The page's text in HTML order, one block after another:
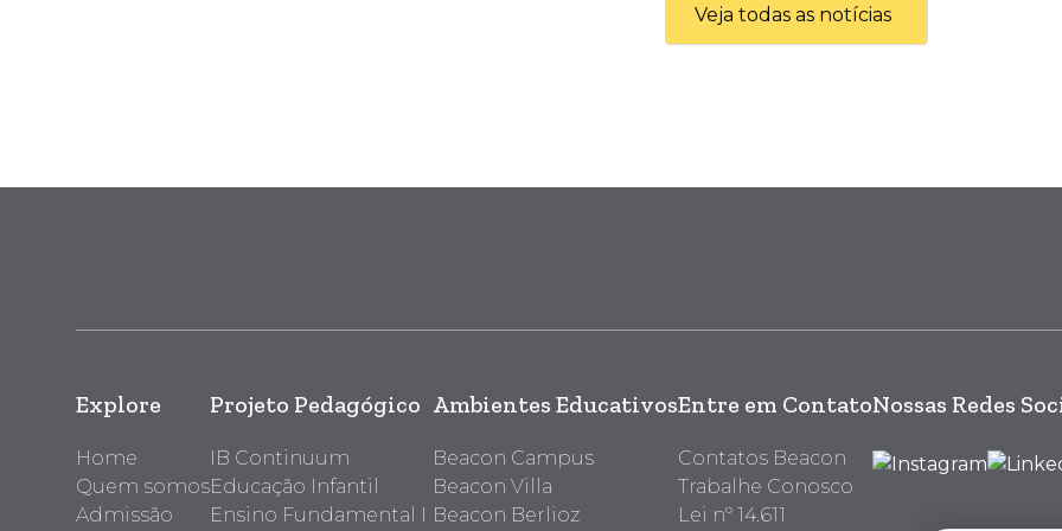
Veja todas as notícias
Explore
Home
Quem somos
Admissão
Projeto Pedagógico
IB Continuum
Educação Infantil
Ensino Fundamental I
Ambientes Educativos
Beacon Campus
Beacon Villa
Beacon Berlioz
Entre em Contato
Contatos Beacon
Trabalhe Conosco
Lei nº 14.611
Nossas Redes